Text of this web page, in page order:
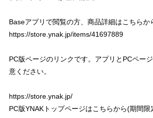
Baseアプリで閲覧の方、商品詳細はこちらか
https://store.ynak.jp/items/41697889
PC版ページのリンクです。アプリとPCペー
意ください。
https://store.ynak.jp/
PC版YNAKトップページはこちらから(期間